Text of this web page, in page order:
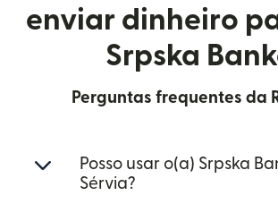
enviar dinheiro
Srpska
Perguntas frequentes da
Posso usar o(a) Srpska
Sérvia?